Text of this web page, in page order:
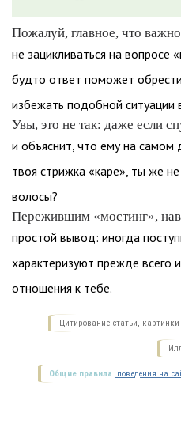
Пожалуй, главное, что
не зацикливаться на вопросе
будто ответ поможет
избежать подобной ситуации
Увы, это не так: даже если
и объяснит, что ему на самом
твоя стрижка «каре», ты же
волосы?
Пережившим «мостинг»,
простой вывод: иногда
характеризуют прежде всего
отношения к тебе.
Цитирование статьи,
Общие правила поведения на